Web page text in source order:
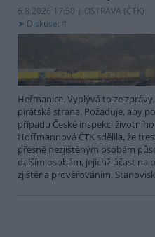
6.8.2026 17:50 | OSTRAVA (ČTK)
Diskuse: 4
Heřmanice. Vyplývá to ze
pirátská strana. Požaduje, aby
případu České inspekci
Hoffmannová ČTK sdělila, že
přesně nezjištěným osobám
dalším osobám, jejichž účast
zjištěna prověřováním.